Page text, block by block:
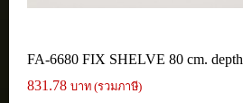
FA-6680 FIX SHELVE 80 cm. depth
831.78 บาท (รวมภาษี)